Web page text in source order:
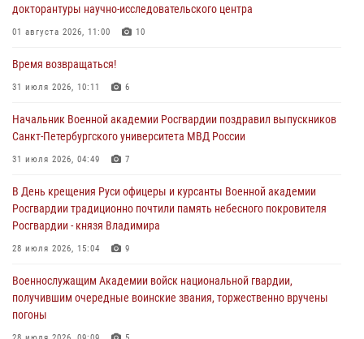
докторантуры научно-исследовательского центра
01 августа 2026, 11:00 10
Время возвращаться!
31 июля 2026, 10:11 6
Начальник Военной академии Росгвардии поздравил выпускников
Санкт-Петербургского университета МВД России
31 июля 2026, 04:49 7
В День крещения Руси офицеры и курсанты Военной академии
Росгвардии традиционно почтили память небесного покровителя
Росгвардии - князя Владимира
28 июля 2026, 15:04 9
Военнослужащим Академии войск национальной гвардии,
получившим очередные воинские звания, торжественно вручены
погоны